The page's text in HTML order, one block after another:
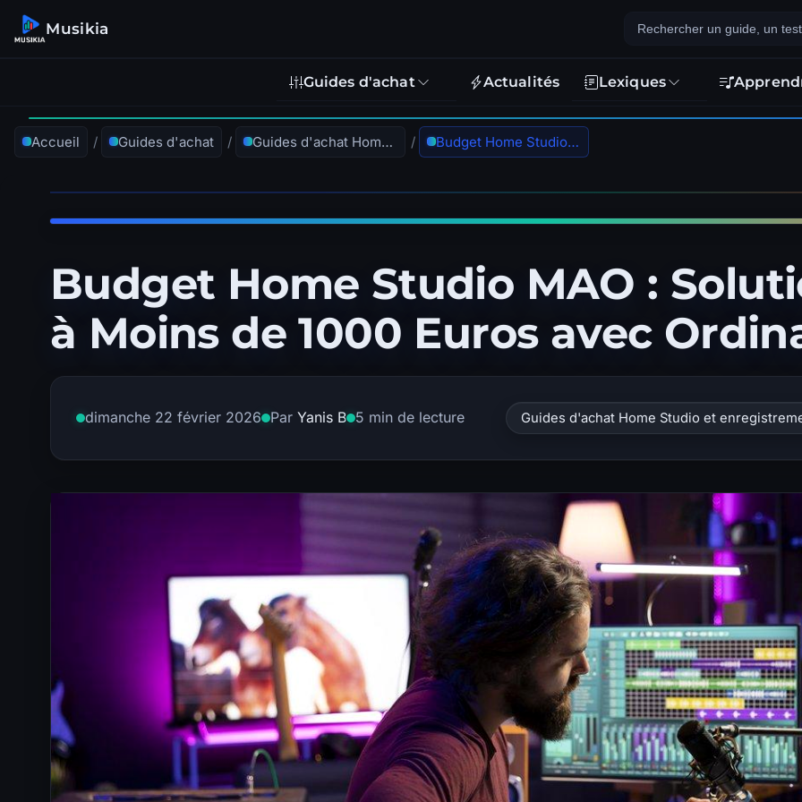
Musikia
Guides d'achat Actualités Lexiques
Accueil / Guides d'achat / Guides d'achat Home Studio et enregistrement / Budget Home Studio MAO : Solutions Complètes à Moins de 1000 Euros avec Ordinateur Portable
Budget Home Studio MAO :
à Moins de 1000 Euros avec
dimanche 22 février 2026 Par Yanis B 5 min de lecture Guides d'achat Home Studio et